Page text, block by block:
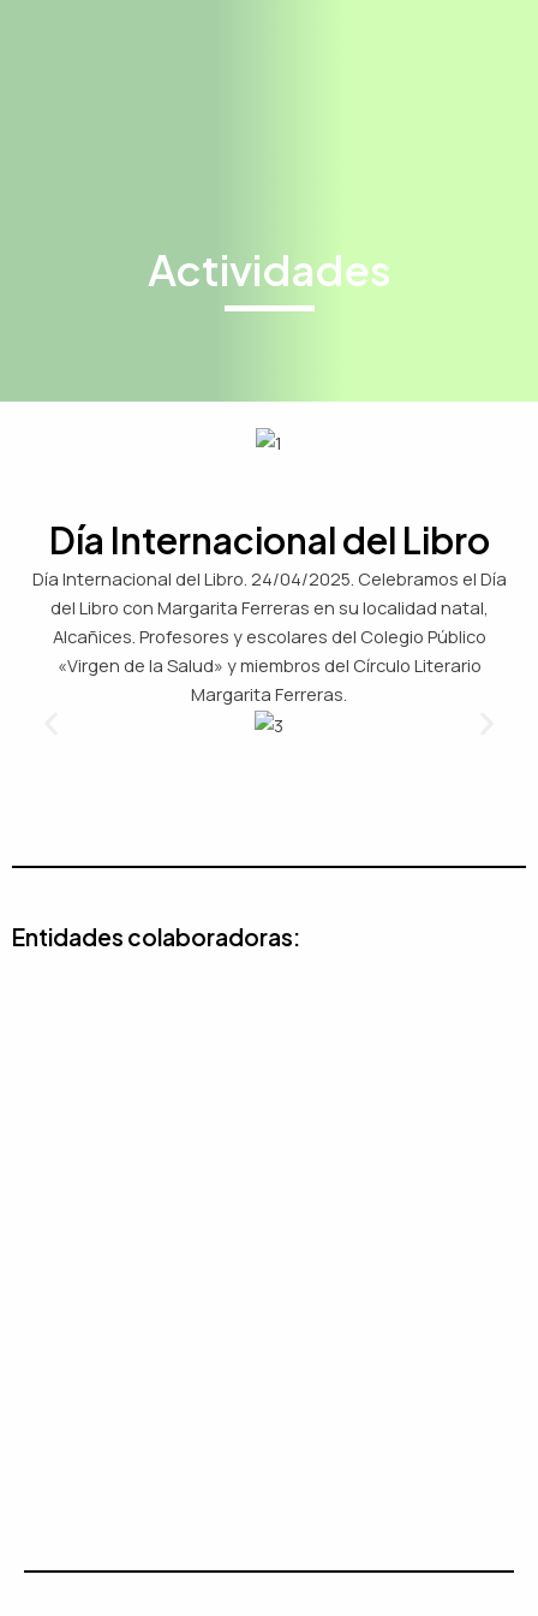
Actividades
Día Internacional del Libro
Día Internacional del Libro. 24/04/2025. Celebramos el Día
del Libro con Margarita Ferreras en su localidad natal,
Alcañices. Profesores y escolares del Colegio Público
«Virgen de la Salud» y miembros del Círculo Literario
Margarita Ferreras.
Entidades colaboradoras: